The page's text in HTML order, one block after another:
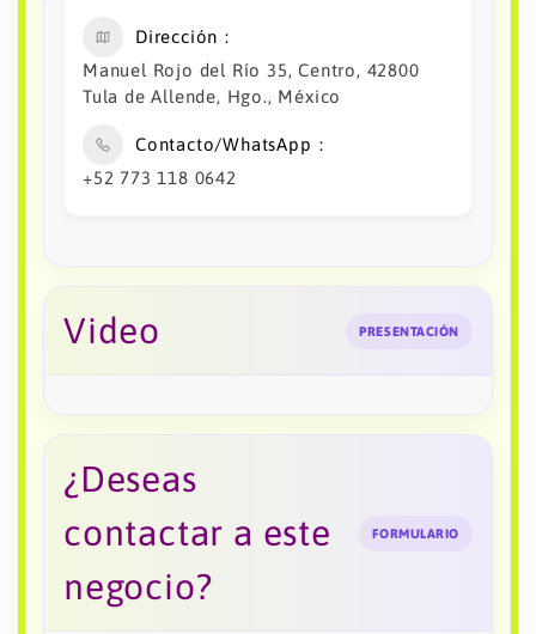
Dirección
Manuel Rojo del Río 35, Centro, 42800
Tula de Allende, Hgo., México
Contacto/WhatsApp
+52 773 118 0642
Video PRESENTACIÓN
¿Deseas
contactar a este
negocio?
FORMULARIO